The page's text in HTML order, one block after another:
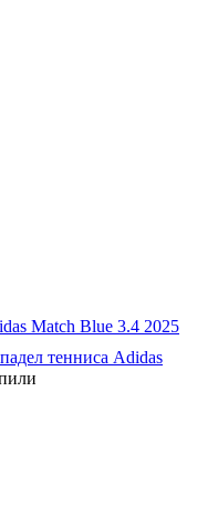
Match Blue 3.4 2025
тенниса Adidas